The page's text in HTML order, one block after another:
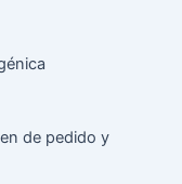
de pedido y